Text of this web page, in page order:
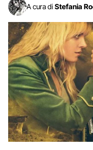
A cura di Stefania